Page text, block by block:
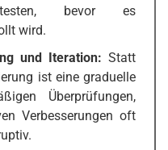
bevor es
wird.
und Iteration: Statt
ist eine graduelle
Überprüfungen,
Verbesserungen oft